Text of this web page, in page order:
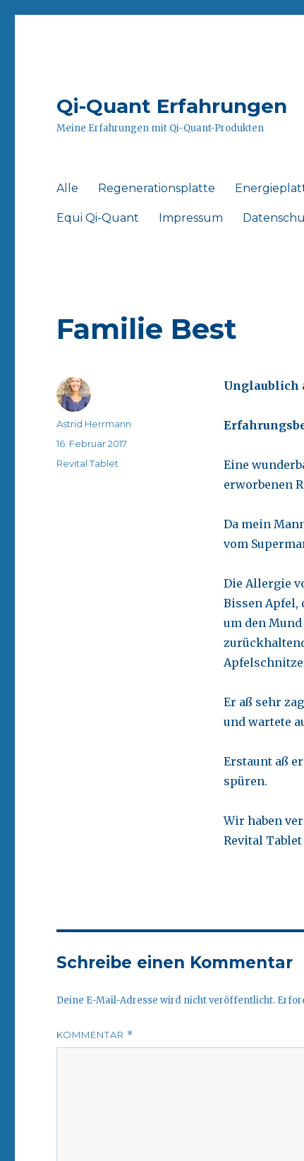
Qi-Quant Erfahrungen
Meine Erfahrungen mit Qi-Quant-Produkten
Alle Regenerationsplatte
Equi Qi-Quant Impressum
Familie Best
Unglaublich
Eine
erworbenen
Da mein
vom
Die Allergie
Bissen Apfel,
um den
Er aß sehr
und wartete
Erstaunt aß
spüren.
Wir haben
Revital Tablet
Autor
Astrid Herrmann
Veröffentlicht
16. Februar 2017
Kategorien
Revital Tablet
Schreibe einen Kommentar
Deine E-Mail-Adresse wird nicht veröffentlicht.
KOMMENTAR *